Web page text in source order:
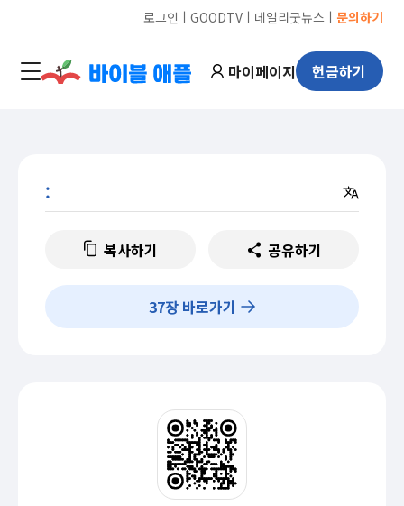
로그인 ㅣ GOODTVㅣ 데일리굿뉴스 ㅣ 문의하기
마이페이지 헌금하기
:
복사하기 공유하기
37장 바로가기